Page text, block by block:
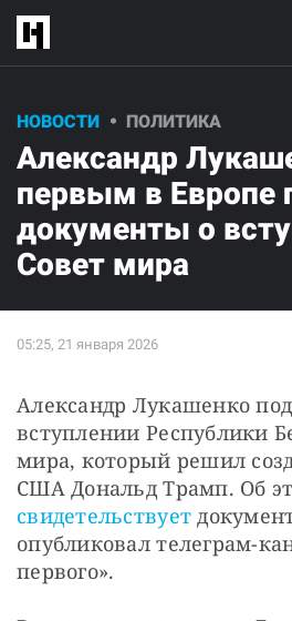
НОВОСТИ ПОЛИТИКА
Александр
первым в Европе
документы о
Совет мира
Александр Лукашенко
вступлении Республики
мира, который решил
свидетельствует
опубликовал телеграм-
первого».